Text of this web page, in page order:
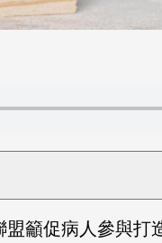
盟籲促病人參與打